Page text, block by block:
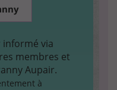
informé via
membres et
Aupair.
à